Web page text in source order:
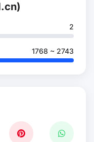
2
1768 ~ 2743